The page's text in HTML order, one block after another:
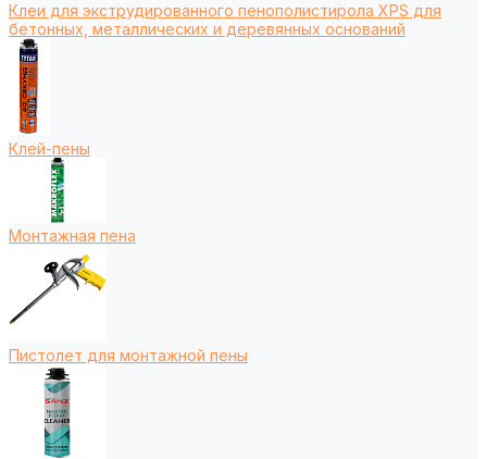
Клеи для экструдированного пенополистирола XPS для
бетонных, металлических и деревянных оснований
Клей-пены
Монтажная пена
Пистолет для монтажной пены